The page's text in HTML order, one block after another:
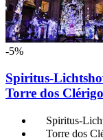
-5%
Spiritus-
Torre dos
Spiritus-
Torre dos